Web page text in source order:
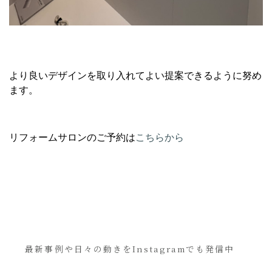
より良いデザインを取り入れてよい提案できるように努め
ます。
リフォームサロンのご予約はこちらから
最新事例や日々の動きをInstagramでも発信中